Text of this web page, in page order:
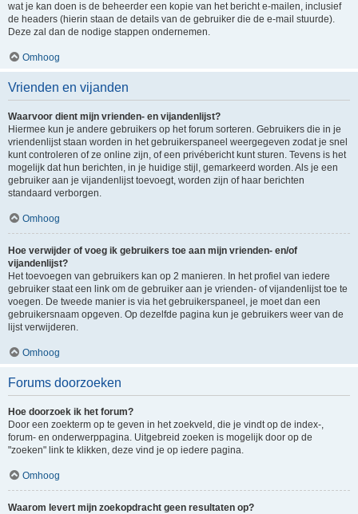
wat je kan doen is de beheerder een kopie van het bericht e-mailen, inclusief
de headers (hierin staan de details van de gebruiker die de e-mail stuurde).
Deze zal dan de nodige stappen ondernemen.
Omhoog
Vrienden en vijanden
Waarvoor dient mijn vrienden- en vijandenlijst?
Hiermee kun je andere gebruikers op het forum sorteren. Gebruikers die in je
vriendenlijst staan worden in het gebruikerspaneel weergegeven zodat je snel
kunt controleren of ze online zijn, of een privébericht kunt sturen. Tevens is het
mogelijk dat hun berichten, in je huidige stijl, gemarkeerd worden. Als je een
gebruiker aan je vijandenlijst toevoegt, worden zijn of haar berichten
standaard verborgen.
Omhoog
Hoe verwijder of voeg ik gebruikers toe aan mijn vrienden- en/of
vijandenlijst?
Het toevoegen van gebruikers kan op 2 manieren. In het profiel van iedere
gebruiker staat een link om de gebruiker aan je vrienden- of vijandenlijst toe te
voegen. De tweede manier is via het gebruikerspaneel, je moet dan een
gebruikersnaam opgeven. Op dezelfde pagina kun je gebruikers weer van de
lijst verwijderen.
Omhoog
Forums doorzoeken
Hoe doorzoek ik het forum?
Door een zoekterm op te geven in het zoekveld, die je vindt op de index-,
forum- en onderwerppagina. Uitgebreid zoeken is mogelijk door op de
"zoeken" link te klikken, deze vind je op iedere pagina.
Omhoog
Waarom levert mijn zoekopdracht geen resultaten op?